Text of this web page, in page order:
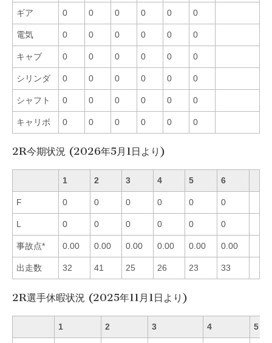
ギア 0 0 0 0 0 0
電気 0 0 0 0 0 0
キャブ 0 0 0 0 0 0
シリンダ 0 0 0 0 0 0
シャフト 0 0 0 0 0 0
キャリボ 0 0 0 0 0 0
2R今期状況 (2026年5月1日より)
1 2 3 4 5 6
F 0 0 0 0 0 0
L 0 0 0 0 0 0
事故点* 0.00 0.00 0.00 0.00 0.00 0.00
出走数 32 41 25 26 23 33
2R選手休暇状況 (2025年11月1日より)
1 2 3 4 5